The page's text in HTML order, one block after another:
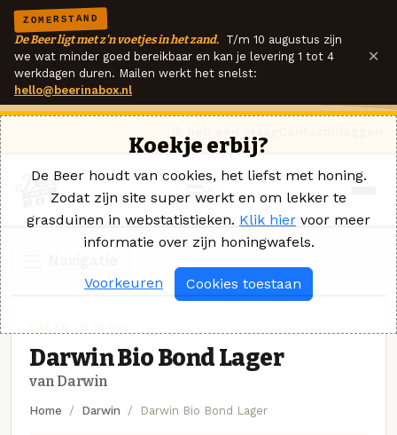
ZOMERSTAND
De Beer ligt met z'n voetjes in het zand. T/m 10 augustus zijn
we wat minder goed bereikbaar en kan je levering 1 tot 4
werkdagen duren. Mailen werkt het snelst:
hello@beerinabox.nl
×
Darwin Bio Bond Lager
van Darwin
Home Darwin Darwin Bio Bond Lager
Koekje erbij?
De Beer houdt van cookies, het liefst met honing.
Zodat zijn site super werkt en om lekker te
grasduinen in webstatistieken. Klik hier voor meer
informatie over zijn honingwafels.
Voorkeuren Cookies toestaan